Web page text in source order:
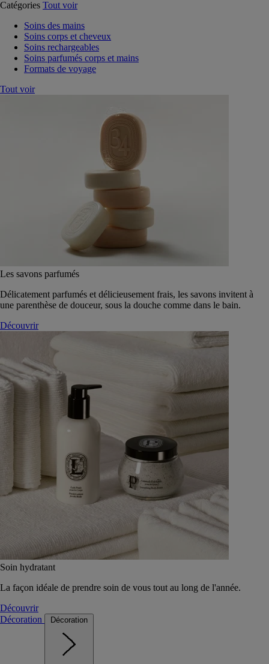
Catégories Tout voir
Soins des mains
Soins corps et cheveux
Soins rechargeables
Soins parfumés corps et mains
Formats de voyage
Tout voir
Les savons parfumés
Délicatement parfumés et délicieusement frais, les savons invitent à
une parenthèse de douceur, sous la douche comme dans le bain.
Découvrir
Soin hydratant
La façon idéale de prendre soin de vous tout au long de l'année.
Découvrir
Décoration
Décoration